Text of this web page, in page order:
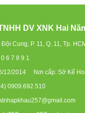
DV XNK Hai
Cung, P. 11, Q. 11, Tp.
0 6 7 8 9 1
12/2014 Nơi cấp: Sở Kế
0909.692.510